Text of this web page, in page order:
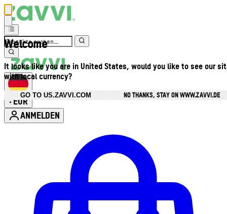
Welcome
It looks like you are in United States, would you like to see our
with local currency?
GO TO US.ZAVVI.COM
NO THANKS, STAY ON WWW.ZAVVI.DE
• EUR
ANMELDEN